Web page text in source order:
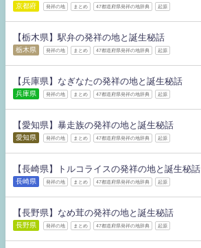
京都府 発祥の地 まとめ 47都道府県発祥の地辞典 起源
【栃木県】駅弁の発祥の地と誕生秘話
栃木県 発祥の地 まとめ 47都道府県発祥の地辞典 起源
【兵庫県】なぎなたの発祥の地と誕生秘話
兵庫県 発祥の地 まとめ 47都道府県発祥の地辞典 起源
【愛知県】暴走族の発祥の地と誕生秘話
愛知県 発祥の地 まとめ 47都道府県発祥の地辞典 起源
【長崎県】トルコライスの発祥の地と誕生秘話
長崎県 発祥の地 まとめ 47都道府県発祥の地辞典 起源
【長野県】なめ茸の発祥の地と誕生秘話
長野県 発祥の地 まとめ 47都道府県発祥の地辞典 起源